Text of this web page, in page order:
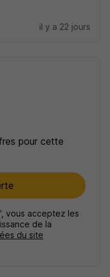
il y a 22 jours
pour cette
vous acceptez les
de la
du site